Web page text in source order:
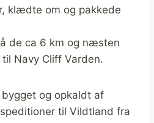
klædte om og pakkede
de ca 6 km og næsten
Navy Cliff Varden.
og opkaldt af
til Vildtland fra